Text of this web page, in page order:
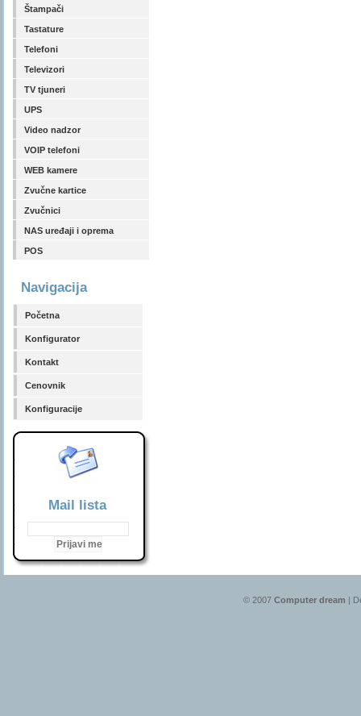
Štampači
Tastature
Telefoni
Televizori
TV tjuneri
UPS
Video nadzor
VOIP telefoni
WEB kamere
Zvučne kartice
Zvučnici
NAS uređaji i oprema
POS
Navigacija
Početna
Konfigurator
Kontakt
Cenovnik
Konfiguracije
Mail lista
© 2007 Computer dream |